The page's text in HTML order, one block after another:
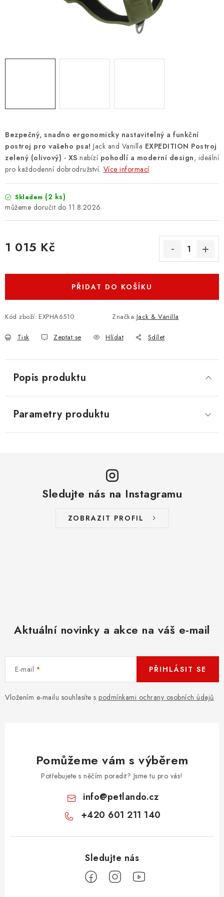
REGISTROVAT
Obchodní podmínky
Doprava a platba Moje objednávka
Bezpečný, snadno ergonomicky nastavitelný a funkční
postroj pro vašeho psa! Jack and Vanilla EXPEDITION Postroj
zelený (olivový) - XS nabízí pohodlí a moderní design, ideální
pro každodenní dobrodružství. Více informací
Skladem (2 ks)
11.8.2026
1 015 Kč
PŘIDAT DO KOŠÍKU
Kód zboží: EXPHA6510 Značka:Jack & Vanilla
Tisk Zeptat se Hlídat Sdílet
Popis produktu
Parametry produktu
Sledujte nás na Instagramu
ZOBRAZIT PROFIL
Aktuální novinky a akce na váš e-mail
E-mail
Vložením e-mailu souhlasíte s podmínkami ochrany osobních údajů
PŘIHLÁSIT SE
Pomůžeme vám s výběrem
Potřebujete s něčím poradit? Jsme tu pro vás!
info@petlando.cz
+420 601 211 140